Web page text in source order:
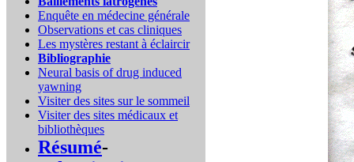
Enquête en médecine générale
Observations et cas cliniques
Les mystères restant à éclaircir
Bibliographie
Neural basis of drug induced
yawning
Visiter des sites sur le sommeil
Visiter des sites médicaux et
bibliothèques
Résumé-